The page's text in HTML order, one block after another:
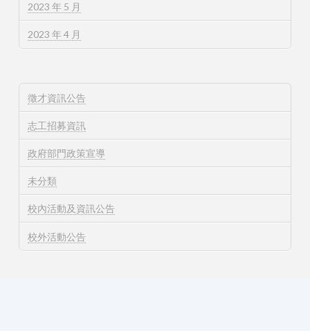
2023 年 5 月
2023 年 4 月
徵才資訊公告
志工招募資訊
政府部門政策宣導
未分類
校內活動及資訊公告
校外活動公告